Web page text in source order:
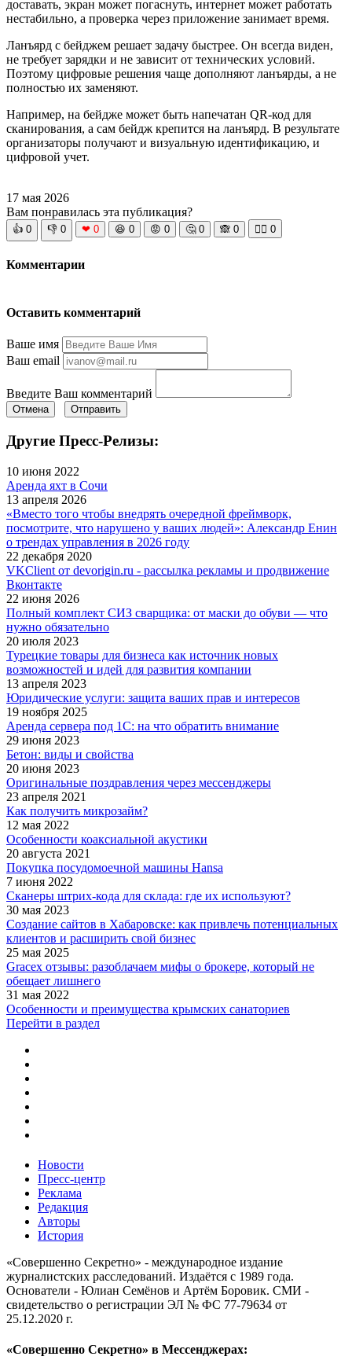
доставать, экран может погаснуть, интернет может работать
нестабильно, а проверка через приложение занимает время.
Ланъярд с бейджем решает задачу быстрее. Он всегда виден,
не требует зарядки и не зависит от технических условий.
Поэтому цифровые решения чаще дополняют ланъярды, а не
полностью их заменяют.
Например, на бейдже может быть напечатан QR-код для
сканирования, а сам бейдж крепится на ланъярд. В результате
организаторы получают и визуальную идентификацию, и
цифровой учет.
17 мая 2026
Вам понравилась эта публикация?
👍 0 👎 0 ❤ 0 😆 0 😡 0 🤔 0 🙈 0 🧘‍♀️ 0
Комментарии
Оставить комментарий
Ваше имя
Ваш email
Введите Ваш комментарий
Отмена Отправить
Другие Пресс-Релизы:
10 июня 2022
Аренда яхт в Сочи
13 апреля 2026
«Вместо того чтобы внедрять очередной фреймворк,
посмотрите, что нарушено у ваших людей»: Александр Енин
о трендах управления в 2026 году
22 декабря 2020
VKClient от devorigin.ru - рассылка рекламы и продвижение
Вконтакте
22 июня 2026
Полный комплект СИЗ сварщика: от маски до обуви — что
нужно обязательно
20 июля 2023
Турецкие товары для бизнеса как источник новых
возможностей и идей для развития компании
13 апреля 2023
Юридические услуги: защита ваших прав и интересов
19 ноября 2025
Аренда сервера под 1С: на что обратить внимание
29 июня 2023
Бетон: виды и свойства
20 июня 2023
Оригинальные поздравления через мессенджеры
23 апреля 2021
Как получить микрозайм?
12 мая 2022
Особенности коаксиальной акустики
20 августа 2021
Покупка посудомоечной машины Hansa
7 июня 2022
Сканеры штрих-кода для склада: где их используют?
30 мая 2023
Создание сайтов в Хабаровске: как привлечь потенциальных
клиентов и расширить свой бизнес
25 мая 2025
Gracex отзывы: разоблачаем мифы о брокере, который не
обещает лишнего
31 мая 2022
Особенности и преимущества крымских санаториев
Перейти в раздел
Новости
Пресс-центр
Реклама
Редакция
Авторы
История
«Совершенно Секретно» - международное издание
журналистских расследований. Издаётся с 1989 года.
Основатели - Юлиан Семёнов и Артём Боровик. CМИ -
свидетельство о регистрации ЭЛ № ФС 77-79634 от
25.12.2020 г.
«Совершенно Секретно» в Мессенджерах: